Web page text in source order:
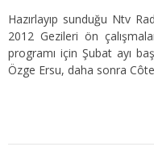
Hazırlayıp sunduğu Ntv
2012 Gezileri ön
programı için Şubat ayı
Özge Ersu, daha sonra Côte